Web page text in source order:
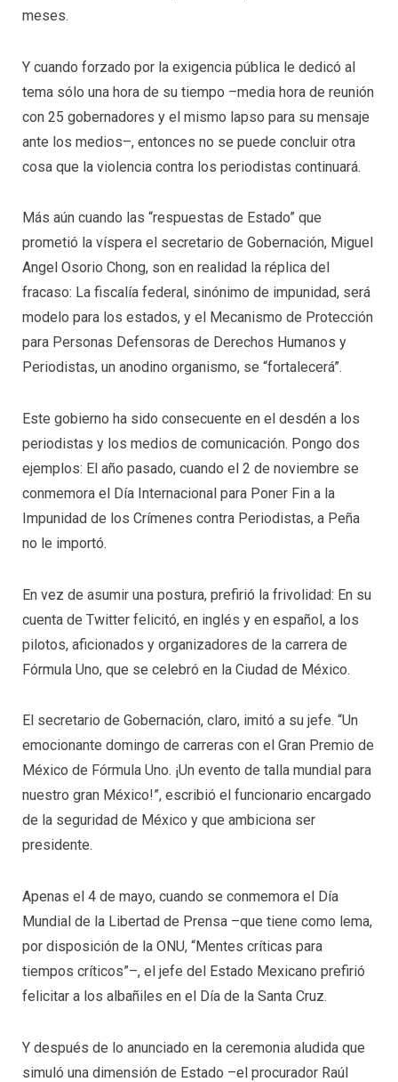
meses.
Y cuando forzado por la exigencia pública le dedicó al
tema sólo una hora de su tiempo –media hora de reunión
con 25 gobernadores y el mismo lapso para su mensaje
ante los medios–, entonces no se puede concluir otra
cosa que la violencia contra los periodistas continuará.
Más aún cuando las “respuestas de Estado” que
prometió la víspera el secretario de Gobernación, Miguel
Angel Osorio Chong, son en realidad la réplica del
fracaso: La fiscalía federal, sinónimo de impunidad, será
modelo para los estados, y el Mecanismo de Protección
para Personas Defensoras de Derechos Humanos y
Periodistas, un anodino organismo, se “fortalecerá”.
Este gobierno ha sido consecuente en el desdén a los
periodistas y los medios de comunicación. Pongo dos
ejemplos: El año pasado, cuando el 2 de noviembre se
conmemora el Día Internacional para Poner Fin a la
Impunidad de los Crímenes contra Periodistas, a Peña
no le importó.
En vez de asumir una postura, prefirió la frivolidad: En su
cuenta de Twitter felicitó, en inglés y en español, a los
pilotos, aficionados y organizadores de la carrera de
Fórmula Uno, que se celebró en la Ciudad de México.
El secretario de Gobernación, claro, imitó a su jefe. “Un
emocionante domingo de carreras con el Gran Premio de
México de Fórmula Uno. ¡Un evento de talla mundial para
nuestro gran México!”, escribió el funcionario encargado
de la seguridad de México y que ambiciona ser
presidente.
Apenas el 4 de mayo, cuando se conmemora el Día
Mundial de la Libertad de Prensa –que tiene como lema,
por disposición de la ONU, “Mentes críticas para
tiempos críticos”–, el jefe del Estado Mexicano prefirió
felicitar a los albañiles en el Día de la Santa Cruz.
Y después de lo anunciado en la ceremonia aludida que
simuló una dimensión de Estado –el procurador Raúl